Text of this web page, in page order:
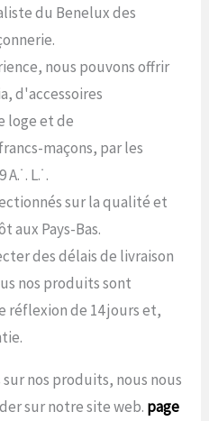
du Benelux des
nous pouvons offrir
d'accessoires
loge et de
maçons, par les
L.˙.
sur la qualité et
aux Pays-Bas.
des délais de livraison
nos produits sont
réflexion de 14 jours et,
nos produits, nous nous
sur notre site web. page